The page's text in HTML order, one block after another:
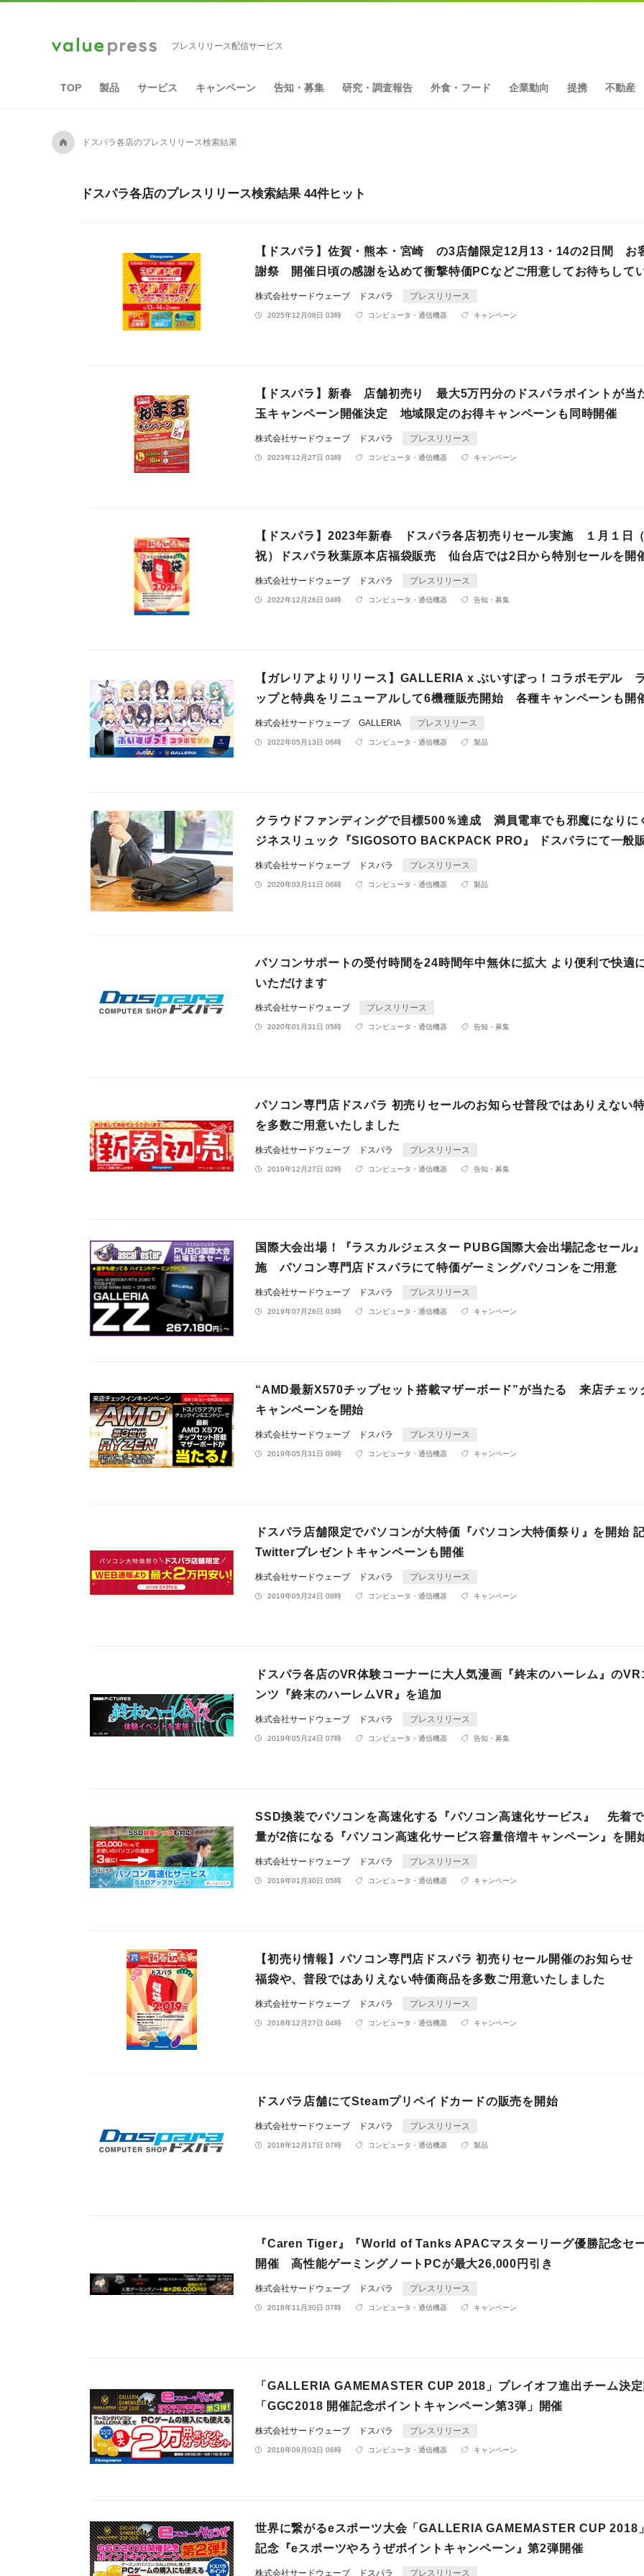
プレスリリース配信サービス
TOP 製品 サービス キャンペーン 告知・募集 研究・調査報告 外食・フード 企業動向 提携 不動産
A ドスパラ各店のプレスリリース検索結果
ドスパラ各店のプレスリリース検索結果 44件ヒット
【ドスパラ】佐賀・熊本・宮崎 の3店舗限定12月13・14の2日間 お
謝祭 開催日頃の感謝を込めて衝撃特価PCなどご用意してお待ちして
株式会社サードウェーブ ドスパラ プレスリリース
2025年12月08日 03時 コンピュータ・通信機器 キャンペーン
【ドスパラ】新春 店舗初売り 最大5万円分のドスパラポイントが当
玉キャンペーン開催決定 地域限定のお得キャンペーンも同時開催
株式会社サードウェーブ ドスパラ プレスリリース
2023年12月27日 03時 コンピュータ・通信機器 キャンペーン
【ドスパラ】2023年新春 ドスパラ各店初売りセール実施 １月１日（
祝）ドスパラ秋葉原本店福袋販売 仙台店では2日から特別セールを開
株式会社サードウェーブ ドスパラ プレスリリース
2022年12月26日 04時 コンピュータ・通信機器 告知・募集
【ガレリアよりリリース】GALLERIA x ぶいすぽっ！コラボモデル
ップと特典をリニューアルして6機種販売開始 各種キャンペーンも開
株式会社サードウェーブ GALLERIA プレスリリース
2022年05月13日 06時 コンピュータ・通信機器 製品
クラウドファンディングで目標500％達成 満員電車でも邪魔になりに
ジネスリュック『SIGOSOTO BACKPACK PRO』 ドスパラにて一般
株式会社サードウェーブ ドスパラ プレスリリース
2020年03月11日 06時 コンピュータ・通信機器 製品
パソコンサポートの受付時間を24時間年中無休に拡大 より便利で快適
いただけます
株式会社サードウェーブ プレスリリース
2020年01月31日 05時 コンピュータ・通信機器 告知・募集
パソコン専門店ドスパラ 初売りセールのお知らせ普段ではありえない
を多数ご用意いたしました
株式会社サードウェーブ ドスパラ プレスリリース
2019年12月27日 02時 コンピュータ・通信機器 告知・募集
国際大会出場！『ラスカルジェスター PUBG国際大会出場記念セール
施 パソコン専門店ドスパラにて特価ゲーミングパソコンをご用意
株式会社サードウェーブ ドスパラ プレスリリース
2019年07月26日 03時 コンピュータ・通信機器 キャンペーン
“AMD最新X570チップセット搭載マザーボード”が当たる 来店チェッ
キャンペーンを開始
株式会社サードウェーブ ドスパラ プレスリリース
2019年05月31日 09時 コンピュータ・通信機器 キャンペーン
ドスパラ店舗限定でパソコンが大特価『パソコン大特価祭り』を開始
Twitterプレゼントキャンペーンも開催
株式会社サードウェーブ ドスパラ プレスリリース
2019年05月24日 08時 コンピュータ・通信機器 キャンペーン
ドスパラ各店のVR体験コーナーに大人気漫画『終末のハーレム』のVR
ンツ『終末のハーレムVR』を追加
株式会社サードウェーブ ドスパラ プレスリリース
2019年05月24日 07時 コンピュータ・通信機器 告知・募集
SSD換装でパソコンを高速化する『パソコン高速化サービス』 先着
量が2倍になる『パソコン高速化サービス容量倍増キャンペーン』を開
株式会社サードウェーブ ドスパラ プレスリリース
2019年01月30日 05時 コンピュータ・通信機器 キャンペーン
【初売り情報】パソコン専門店ドスパラ 初売りセール開催のお知らせ
福袋や、普段ではありえない特価商品を多数ご用意いたしました
株式会社サードウェーブ ドスパラ プレスリリース
2018年12月27日 04時 コンピュータ・通信機器 キャンペーン
ドスパラ店舗にてSteamプリペイドカードの販売を開始
株式会社サードウェーブ ドスパラ プレスリリース
2018年12月17日 07時 コンピュータ・通信機器 製品
『Caren Tiger』『World of Tanks APACマスターリーグ優勝記念セ
開催 高性能ゲーミングノートPCが最大26,000円引き
株式会社サードウェーブ ドスパラ プレスリリース
2018年11月30日 07時 コンピュータ・通信機器 キャンペーン
「GALLERIA GAMEMASTER CUP 2018」プレイオフ進出チーム決
「GGC2018 開催記念ポイントキャンペーン第3弾」開催
株式会社サードウェーブ ドスパラ プレスリリース
2018年09月03日 06時 コンピュータ・通信機器 キャンペーン
世界に繋がるeスポーツ大会「GALLERIA GAMEMASTER CUP 2018
記念『eスポーツやろうぜポイントキャンペーン』第2弾開催
株式会社サードウェーブ ドスパラ プレスリリース